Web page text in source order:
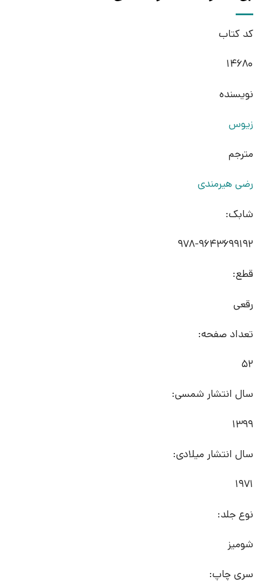
کد کتاب
14680
نویسنده
زیوس
مترجم
رضی هیرمندی
شابک:
978-9643699192
قطع:
رقعی
تعداد صفحه:
52
سال انتشار شمسی:
1399
سال انتشار میلادی:
1971
نوع جلد:
شومیز
سری چاپ: